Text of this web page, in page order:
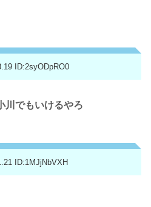
ID:2syODpRO0
川でもいけるやろ
ID:1MJjNbVXH